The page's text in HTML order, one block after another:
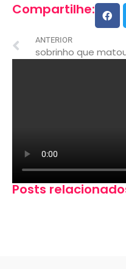
Compartilhe:
ANTERIOR
Posts